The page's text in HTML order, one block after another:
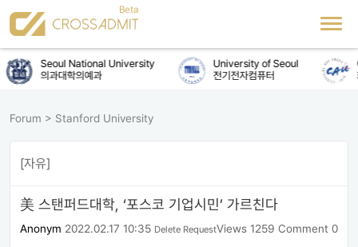
Seoul National University
의과대학의예과
University of Seoul
전기전자컴퓨터
Forum > Stanford University
[자유]
美 스탠퍼드대학, ‘포스코 기업시민’ 가르친다
Anonym 2022.02.17 10:35 Delete RequestViews 1259 Comment 0